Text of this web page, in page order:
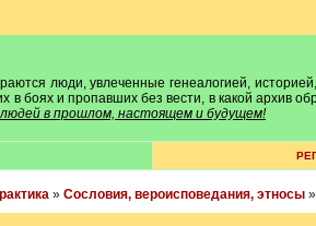
люди, увлеченные генеалогией,
в боях и пропавших без вести, в какой архив
людей в прошлом, настоящем и будущем!
» Сословия, вероисповедания, этносы»